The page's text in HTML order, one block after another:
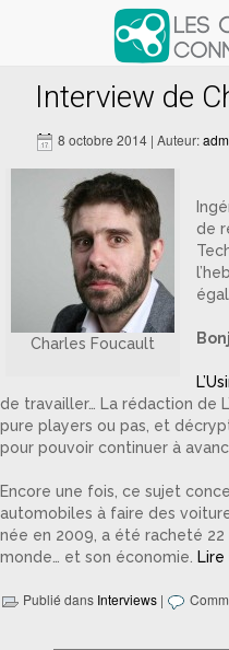
Articles avec
Interview de
8 octobre 2014 | Auteur:
Charles Foucault
de
de travailler… La rédaction de
pure players ou pas, et
pour pouvoir continuer à
Encore une fois, ce sujet
automobiles à faire des
née en 2009, a été racheté
monde… et son économie.
Publié dans Interviews |